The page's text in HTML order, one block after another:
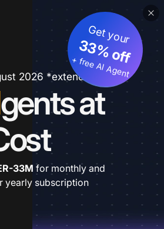
2026 *extended
gents at
Get your
33% off
+ free AI Agent
33M for monthly and
yearly subscription